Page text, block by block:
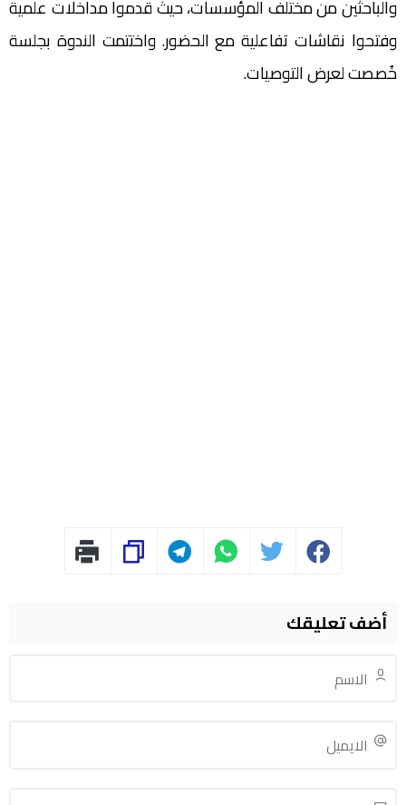
والباحثين من مختلف المؤسسات، حيث قدموا مداخلات علمية
وفتحوا نقاشات تفاعلية مع الحضور. واختتمت الندوة بجلسة
خُصصت لعرض التوصيات.
أضف تعليقك